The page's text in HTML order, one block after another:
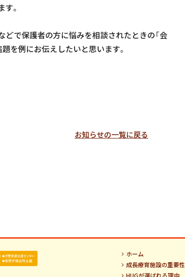
。
どで保護者の方に悩みを相談されたときの「会
を例にお伝えしたいと思います。
お知らせの一覧に戻る
ホーム
成長療育施設の重要性
HUGが選ばれる理由